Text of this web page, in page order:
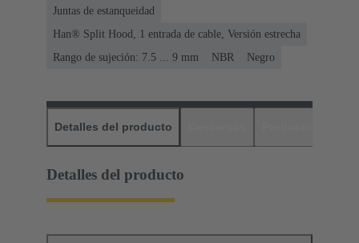
Juntas de estanqueidad
Han® Split Hood, 1 entrada de cable, Versión estrecha
Rango de sujeción: 7.5 ... 9 mm
NBR Negro
Detalles del producto
Detalles del producto